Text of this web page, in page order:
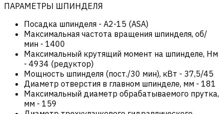
ПАРАМЕТРЫ ШПИНДЕЛЯ
Посадка шпинделя - А2-15 (ASA)
Максимальная частота вращения шпинделя, об/
мин - 1400
Максимальный крутящий момент на шпинделе, Нм
- 4934 (редуктор)
Мощность шпинделя (пост./30 мин), кВт - 37,5/45
Диаметр отверстия в главном шпинделе, мм - 181
Максимальный диаметр обрабатываемого прутка,
мм - 159